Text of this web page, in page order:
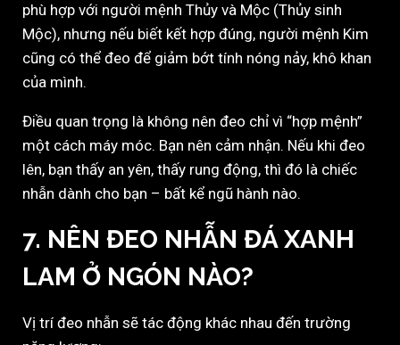
phù hợp với người mệnh Thủy và Mộc (Thủy sinh
Mộc), nhưng nếu biết kết hợp đúng, người mệnh Kim
cũng có thể đeo để giảm bớt tính nóng nảy, khô khan
của mình.
Điều quan trọng là không nên đeo chỉ vì “hợp mệnh”
một cách máy móc. Bạn nên cảm nhận. Nếu khi đeo
lên, bạn thấy an yên, thấy rung động, thì đó là chiếc
nhẫn dành cho bạn – bất kể ngũ hành nào.
7. NÊN ĐEO NHẪN ĐÁ XANH
LAM Ở NGÓN NÀO?
Vị trí đeo nhẫn sẽ tác động khác nhau đến trường